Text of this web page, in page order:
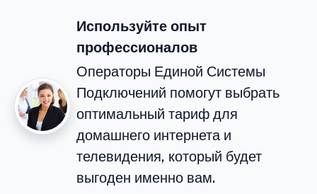
Используйте опыт
профессионалов
Операторы Единой Системы
Подключений помогут выбрать
оптимальный тариф для
домашнего интернета и
телевидения, который будет
выгоден именно вам.